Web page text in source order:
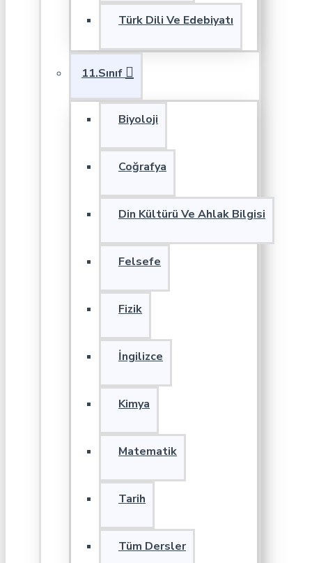
Türk Dili Ve Edebiyatı
11.Sınıf
Biyoloji
Coğrafya
Din Kültürü Ve Ahlak Bilgisi
Felsefe
Fizik
İngilizce
Kimya
Matematik
Tarih
Tüm Dersler